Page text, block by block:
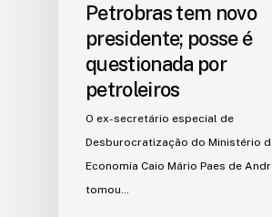
Petrobras tem novo
presidente; posse é
questionada por
petroleiros
O ex-secretário especial de
Desburocratização do Ministério
Economia Caio Mário Paes de
tomou…